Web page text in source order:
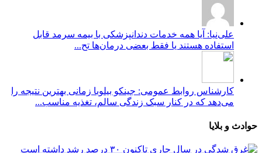
علی‌نیا: آیا همه خدمات دندانپزشکی با بیمه سرمد قابل
استفاده هستند یا فقط بعضی درمان‌ها تح...
کارشناس روابط عمومی: جینکو بیلوبا زمانی بهترین نتیجه را
می‌دهد که در کنار سبک زندگی سالم، تغذیه مناسب...
حوادث و بلایا